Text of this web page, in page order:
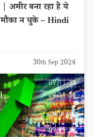
अमीर बना रहा है ये
चुके – Hindi
30th Sep 2024